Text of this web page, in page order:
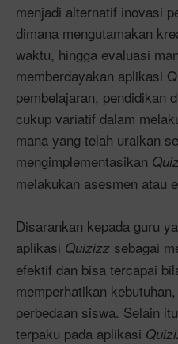
menjadi alternatif inovasi
dimana mengutamakan
waktu, hingga evaluasi
memberdayakan aplikasi
pembelajaran, pendidikan
cukup variatif dalam
mana yang telah uraikan
mengimplementasikan
melakukan asesmen atau
Disarankan kepada guru
aplikasi Quizizz sebagai
efektif dan bisa tercapai
memperhatikan
perbedaan siswa. Selain
terpaku pada aplikasi